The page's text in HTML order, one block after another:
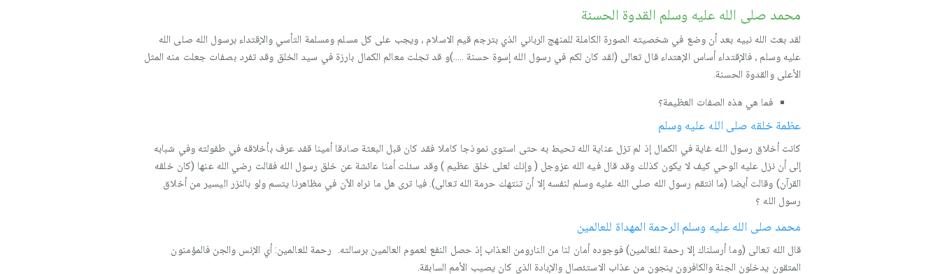
محمد صلى الله عليه وسلم القدوة الحسنة
لقد بعث الله نبيه بعد أن وضع في شخصيته الصورة الكاملة للمنهج الرباني الذي بترجم قيم الاسلام ، ويجب على كل مسلم ومسلمة التأسي والإقتداء برسول الله صلى الله
عليه وسلم ، فالإقتداء أساس الإهتداء قال تعالى (لقد كان لكم في رسول الله إسوة حسنة …..)و قد تجلت معالم الكمال بارزة في سيد الخلق وقد تفرد بصفات جعلت منه المثل
الأعلى والقدوة الحسنة.
فما هي هذه الصفات العظيمة؟
عظمة خلقه صلى الله عليه وسلم
كانت أخلاق رسول الله غاية في الكمال إذ لم تزل عناية الله تحيط به حتى استوى نموذجا كاملا فقد كان قبل البعثة صادقا أمينا قفد عرف بأخلاقه في طفولته وفي شبابه
إلى أن نزل عليه الوحي كيف لا يكون كذلك وقد قال فيه الله عزوجل ( وإنك لعلى خلق عظيم ) وقد سئلت أمنا عائشة عن خلق رسول الله فقالت رضي الله عنها (كان خلقه
القرآن) وقالت أيضا (ما انتقم رسول الله صلى الله عليه وسلم لنفسه إلا أن تنتهك حرمة الله تعالى). فيا ترى هل ما نراه الآن في مظاهرنا يتسم ولو بالنزر اليسير من أخلاق
رسول الله ؟
محمد صلى الله عليه وسلم الرحمة المهداة للعالمين
قال الله تعالى (وما أرسلناك إلا رحمة للعالمين) فوجوده أمان لنا من النارومن العذاب إذ حصل النفع لعموم العالمين برسالته. رحمة للعالمين: أي الإنس والجن فالمؤمنون
المتقون يدخلون الجنة والكافرون ينجون من عذاب الاستئصال والإبادة الذي كان يصيب الأمم السابقة.